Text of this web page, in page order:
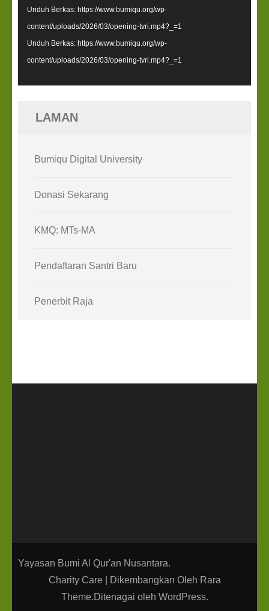
Unduh Berkas: https://www.bumiqu.org/wp-
content/uploads/2026/03/opening-tvri.mp4?_=1
Unduh Berkas: https://www.bumiqu.org/wp-
content/uploads/2026/03/opening-tvri.mp4?_=1
LAMAN
Bumiqu Digital University
Donasi Sekarang
KMQ: MTs-MA
Pendaftaran Santri Baru
Penerbit Raja
Yayasan Bumi Al Qur'an Nusantara.
Charity Care | Dikembangkan Oleh Rara
Theme.Ditenagai oleh WordPress.